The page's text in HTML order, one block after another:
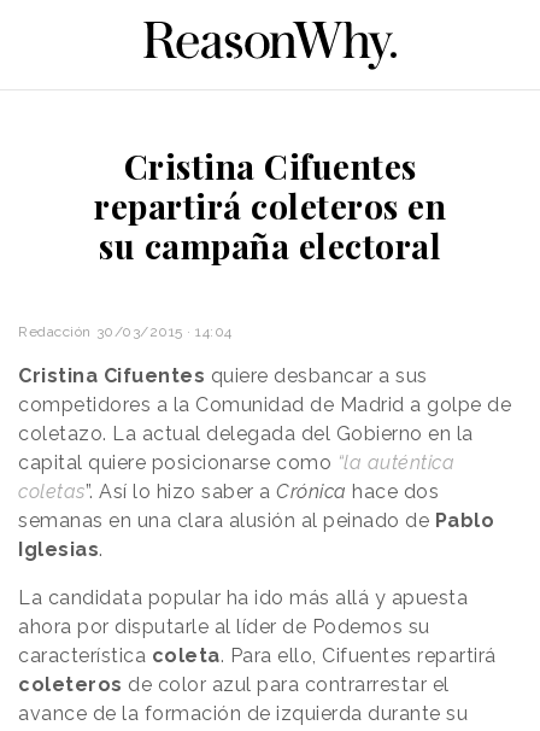
Cristina Cifuentes
repartirá coleteros en
su campaña electoral
Redacción 30/03/2015 · 14:04
Cristina Cifuentes quiere desbancar a sus
competidores a la Comunidad de Madrid a golpe de
coletazo. La actual delegada del Gobierno en la
capital quiere posicionarse como “la auténtica
coletas”. Así lo hizo saber a Crónica hace dos
semanas en una clara alusión al peinado de Pablo
Iglesias.
La candidata popular ha ido más allá y apuesta
ahora por disputarle al líder de Podemos su
característica coleta. Para ello, Cifuentes repartirá
coleteros de color azul para contrarrestar el
avance de la formación de izquierda durante su